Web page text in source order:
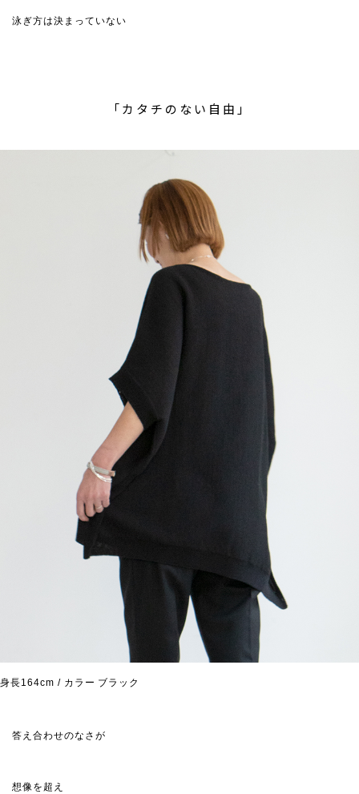
泳ぎ方は決まっていない
「カタチのない自由」
身長164cm / カラー ブラック
答え合わせのなさが
想像を超え